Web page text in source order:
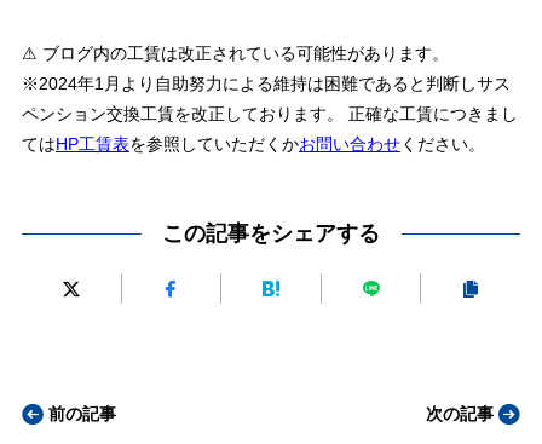
⚠ ブログ内の工賃は改正されている可能性があります。
※2024年1月より自助努力による維持は困難であると判断しサス
ペンション交換工賃を改正しております。 正確な工賃につきまし
てはHP工賃表を参照していただくかお問い合わせください。
この記事をシェアする
前の記事 次の記事